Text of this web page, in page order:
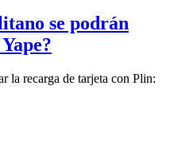
se podrán
la recarga de tarjeta con Plin: